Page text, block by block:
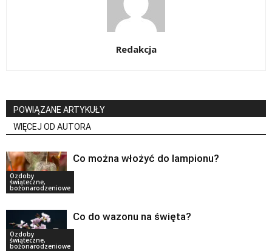
Redakcja
POWIĄZANE ARTYKUŁY
WIĘCEJ OD AUTORA
Ozdoby
świąteczne,
bożonarodzeniowe
Co można włożyć do lampionu?
Ozdoby
świąteczne,
bożonarodzeniowe
Co do wazonu na święta?